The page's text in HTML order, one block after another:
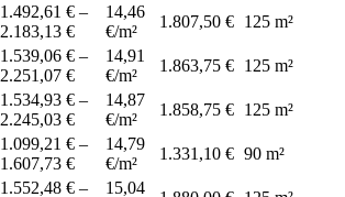
1.492,61 € –
2.183,13 €
14,46
€/m²
1.807,50 € 125 m²
1.539,06 € –
2.251,07 €
14,91
€/m²
1.863,75 € 125 m²
1.534,93 € –
2.245,03 €
14,87
€/m²
1.858,75 € 125 m²
1.099,21 € –
1.607,73 €
14,79
€/m²
1.331,10 € 90 m²
1.552,48 € –
15,04